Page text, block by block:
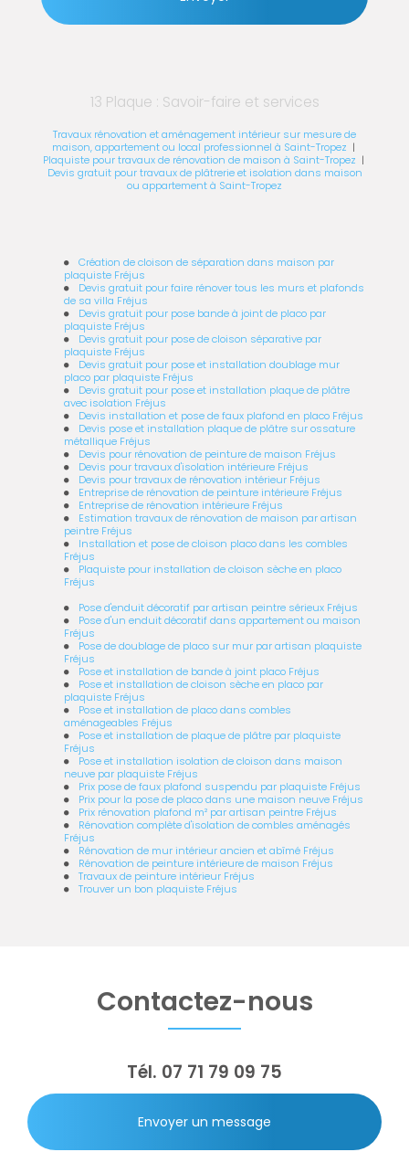
13 Plaque : Savoir-faire et services
Travaux rénovation et aménagement intérieur sur mesure de
maison, appartement ou local professionnel à Saint-Tropez |
Plaquiste pour travaux de rénovation de maison à Saint-Tropez |
Devis gratuit pour travaux de plâtrerie et isolation dans maison
ou appartement à Saint-Tropez
Création de cloison de séparation dans maison par
plaquiste Fréjus
Devis gratuit pour faire rénover tous les murs et plafonds
de sa villa Fréjus
Devis gratuit pour pose bande à joint de placo par
plaquiste Fréjus
Devis gratuit pour pose de cloison séparative par
plaquiste Fréjus
Devis gratuit pour pose et installation doublage mur
placo par plaquiste Fréjus
Devis gratuit pour pose et installation plaque de plâtre
avec isolation Fréjus
Devis installation et pose de faux plafond en placo Fréjus
Devis pose et installation plaque de plâtre sur ossature
métallique Fréjus
Devis pour rénovation de peinture de maison Fréjus
Devis pour travaux d'isolation intérieure Fréjus
Devis pour travaux de rénovation intérieur Fréjus
Entreprise de rénovation de peinture intérieure Fréjus
Entreprise de rénovation intérieure Fréjus
Estimation travaux de rénovation de maison par artisan
peintre Fréjus
Installation et pose de cloison placo dans les combles
Fréjus
Plaquiste pour installation de cloison sèche en placo
Fréjus
Pose d'enduit décoratif par artisan peintre sérieux Fréjus
Pose d'un enduit décoratif dans appartement ou maison
Fréjus
Pose de doublage de placo sur mur par artisan plaquiste
Fréjus
Pose et installation de bande à joint placo Fréjus
Pose et installation de cloison sèche en placo par
plaquiste Fréjus
Pose et installation de placo dans combles
aménageables Fréjus
Pose et installation de plaque de plâtre par plaquiste
Fréjus
Pose et installation isolation de cloison dans maison
neuve par plaquiste Fréjus
Prix pose de faux plafond suspendu par plaquiste Fréjus
Prix pour la pose de placo dans une maison neuve Fréjus
Prix rénovation plafond m² par artisan peintre Fréjus
Rénovation complète d'isolation de combles aménagés
Fréjus
Rénovation de mur intérieur ancien et abîmé Fréjus
Rénovation de peinture intérieure de maison Fréjus
Travaux de peinture intérieur Fréjus
Trouver un bon plaquiste Fréjus
Contactez-nous
Tél. 07 71 79 09 75
Envoyer un message